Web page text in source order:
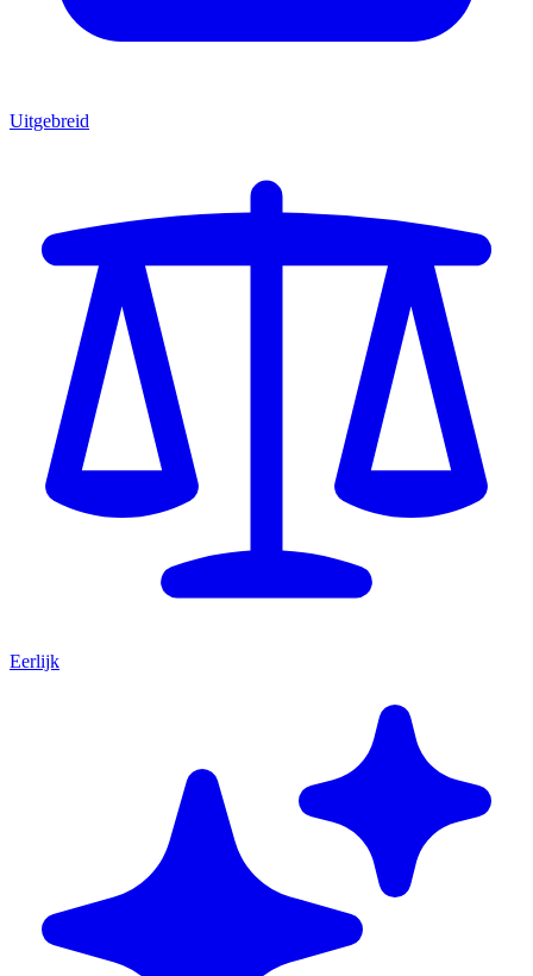
Uitgebreid
Eerlijk